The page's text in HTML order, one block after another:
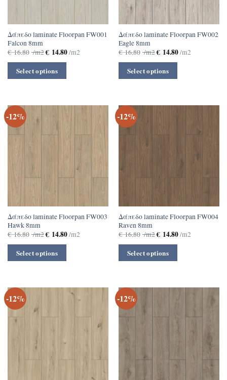
Δάπεδο laminate Floorpan FW001
Falcon 8mm
€16.80 /m2€14.80/m2
Select options
Δάπεδο laminate Floorpan FW002
Eagle 8mm
€16.80 /m2€14.80/m2
Select options
-12%
Δάπεδο laminate Floorpan FW003
Hawk 8mm
€16.80 /m2€14.80/m2
Select options
-12%
Δάπεδο laminate Floorpan FW004
Raven 8mm
€16.80 /m2€14.80/m2
Select options
-12% -12%